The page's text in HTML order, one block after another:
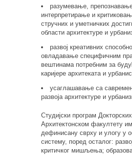
разумевање,
интерпретирање и
стручних и уметничких
области архитектуре и
развој креативних
овладавање специфичним
вештинама потребним за
каријере архитеката и
усаглашавање са
развоја архитектуре и
Студијски програм
Архитектонском факултету
дефинисану сврху и улогу у
систему, поред осталог:
критичког мишљења;